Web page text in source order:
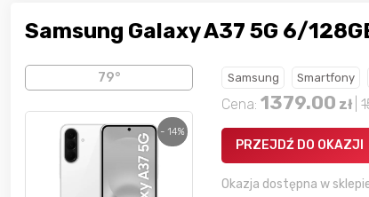
Samsung Galaxy A37 5G 6/
79° Samsung Smartfony
- 14%
Cena: 1379.00 zł
PRZEJDŹ DO OKAZJI
Okazja dostępna w